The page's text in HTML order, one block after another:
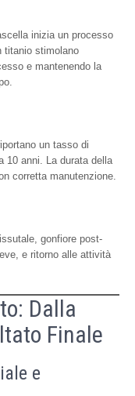
inizia un processo
titanio stimolano
e mantenendo la
un tasso di
10 anni. La durata della
corretta manutenzione.
gonfiore post-
e ritorno alle attività
Dalla
Finale
e